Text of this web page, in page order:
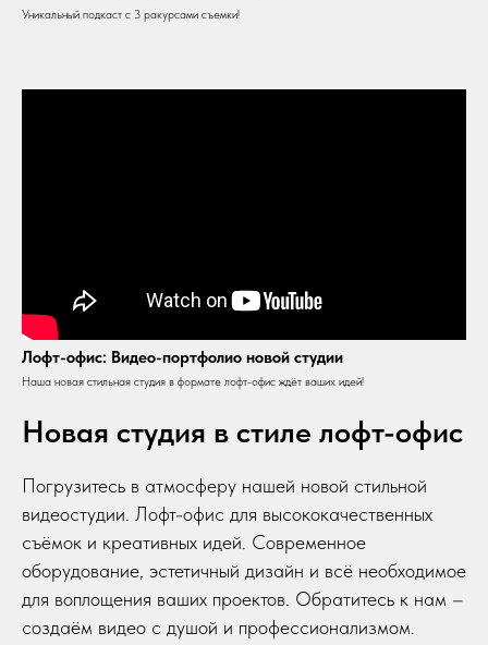
Уникальный подкаст с 3 ракурсами съемки!
Лофт-офис: Видео-портфолио новой студии
Наша новая стильная студия в формате лофт-офис ждёт ваших идей!
Новая студия в стиле лофт-офис
Погрузитесь в атмосферу нашей новой стильной
видеостудии. Лофт-офис для высококачественных
съёмок и креативных идей. Современное
оборудование, эстетичный дизайн и всё необходимое
для воплощения ваших проектов. Обратитесь к нам –
создаём видео с душой и профессионализмом.